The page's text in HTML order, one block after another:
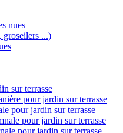
nues
groseilers ...)
sur terrasse
pour jardin sur terrasse
pour jardin sur terrasse
pour jardin sur terrasse
pour jardin sur terrasse